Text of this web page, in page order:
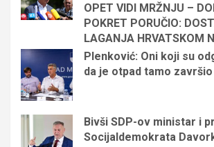
OPET VIDI MRŽNJU –
POKRET PORUČIO:
LAGANJA HRVATSKOM
Plenković: Oni koji su
da je otpad tamo
Bivši SDP-ov ministar i
Socijaldemokrata